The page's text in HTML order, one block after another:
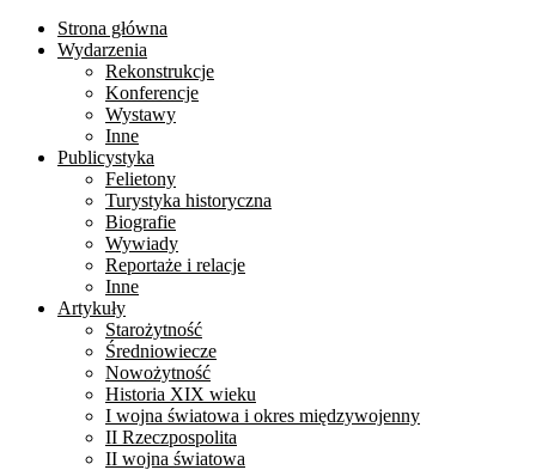
Strona główna
Wydarzenia
Rekonstrukcje
Konferencje
Wystawy
Inne
Publicystyka
Felietony
Turystyka historyczna
Biografie
Wywiady
Reportaże i relacje
Inne
Artykuły
Starożytność
Średniowiecze
Nowożytność
Historia XIX wieku
I wojna światowa i okres międzywojenny
II Rzeczpospolita
II wojna światowa